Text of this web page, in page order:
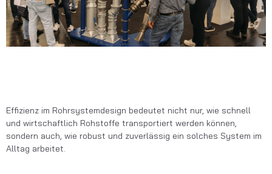
Effizienz im Rohrsystemdesign bedeutet nicht nur, wie schnell
und wirtschaftlich Rohstoffe transportiert werden können,
sondern auch, wie robust und zuverlässig ein solches System im
Alltag arbeitet.